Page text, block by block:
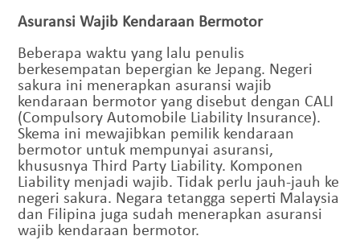
Asuransi Wajib Kendaraan Bermotor
Beberapa waktu yang lalu penulis
berkesempatan bepergian ke Jepang. Negeri
sakura ini menerapkan asuransi wajib
kendaraan bermotor yang disebut dengan CALI
(Compulsory Automobile Liability Insurance).
Skema ini mewajibkan pemilik kendaraan
bermotor untuk mempunyai asuransi,
khususnya Third Party Liability. Komponen
Liability menjadi wajib. Tidak perlu jauh-jauh ke
negeri sakura. Negara tetangga seperti Malaysia
dan Filipina juga sudah menerapkan asuransi
wajib kendaraan bermotor.